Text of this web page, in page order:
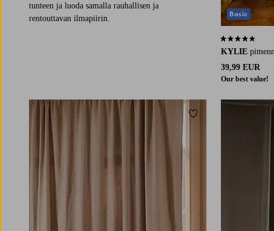
tunteen ja luoda samalla rauhallisen ja
rentouttavan ilmapiirin.
KYLIE
39,99 EUR
Our best value!
4,3 perustuen
Basic
Lisää suosikkeihin